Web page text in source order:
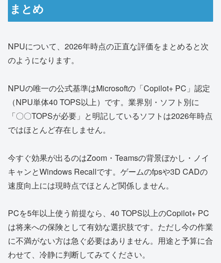
まとめ
NPUについて、2026年時点の正直な評価をまとめると次
のようになります。
NPUの唯一の公式基準はMicrosoftの「Copilot+ PC」認定
（NPU単体40 TOPS以上）です。業界別・ソフト別に
「〇〇TOPSが必要」と明記しているソフトは2026年時点
ではほとんど存在しません。
今すぐ効果が出るのはZoom・Teamsの背景ぼかし・ノイ
キャンとWindows Recallです。ゲームのfpsや3D CADの
速度向上には現時点でほとんど関係しません。
PCを5年以上使う前提なら、40 TOPS以上のCopilot+ PC
は将来への保険として有効な選択肢です。ただし今の作業
に不満がない方は急ぐ必要はありません。用途と予算に合
わせて、冷静に判断してみてください。